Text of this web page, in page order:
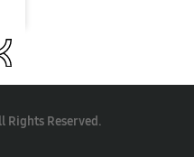
Rights Reserved.